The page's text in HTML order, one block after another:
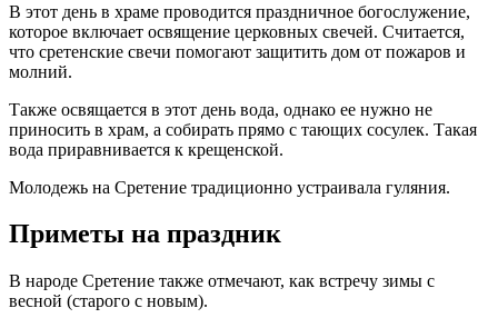
В этот день в храме проводится праздничное богослужение,
которое включает освящение церковных свечей. Считается,
что сретенские свечи помогают защитить дом от пожаров и
молний.
Также освящается в этот день вода, однако ее нужно не
приносить в храм, а собирать прямо с тающих сосулек. Такая
вода приравнивается к крещенской.
Молодежь на Сретение традиционно устраивала гуляния.
Приметы на праздник
В народе Сретение также отмечают, как встречу зимы с
весной (старого с новым).